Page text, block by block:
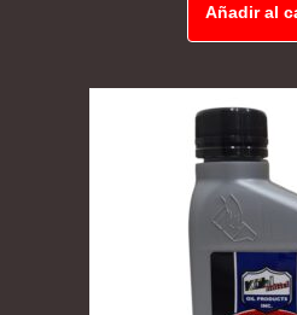
Añadir al